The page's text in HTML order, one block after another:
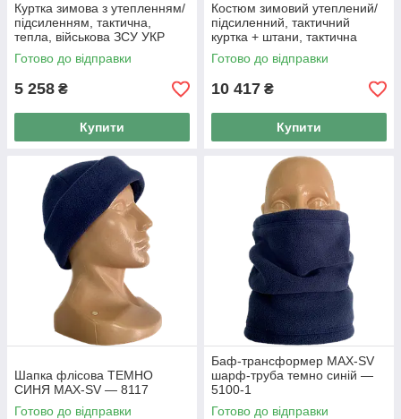
Куртка зимова з утепленням/
підсиленням, тактична,
тепла, військова ЗСУ УКР
ПІКСЕЛЬ MAX-SV - 8113
Готово до відправки
5 258 ₴
Купити
Костюм зимовий утеплений/
підсиленний, тактичний
куртка + штани, тактична
форма ЗСУ УКР ПІКСЕЛЬ
MAX-SV - 8116
Готово до відправки
10 417 ₴
Купити
Шапка флісова ТЕМНО
СИНЯ MAX-SV — 8117
Готово до відправки
Баф-трансформер MAX-SV
шарф-труба темно синій —
5100-1
Готово до відправки